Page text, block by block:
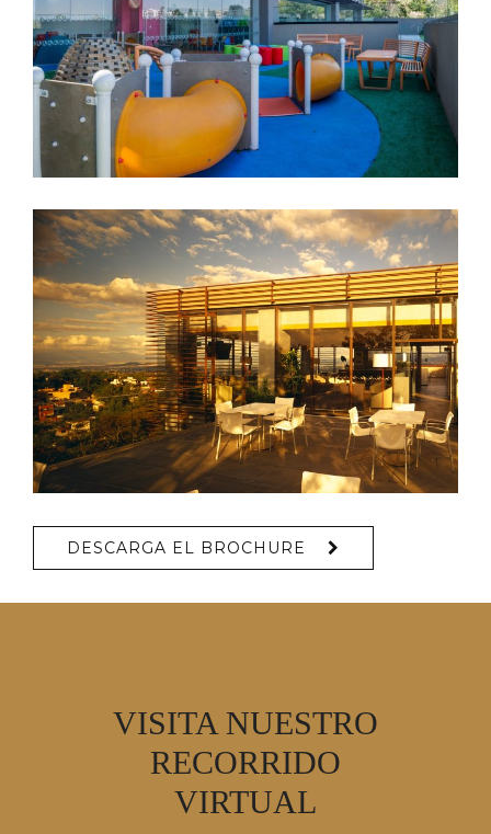
DESCARGA EL BROCHURE
VISITA NUESTRO
RECORRIDO
VIRTUAL